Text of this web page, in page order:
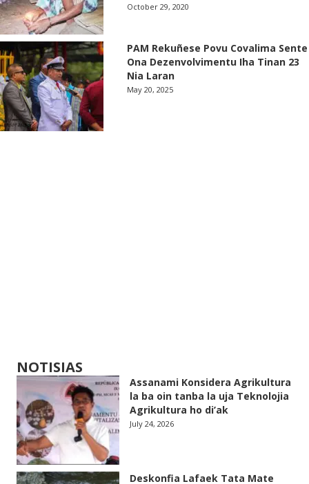
October 29, 2020
PAM Rekuñese Povu Covalima Sente
Ona Dezenvolvimentu Iha Tinan 23
Nia Laran
May 20, 2025
NOTISIAS
Assanami Konsidera Agrikultura
la ba oin tanba la uja Teknolojia
Agrikultura ho di’ak
July 24, 2026
Deskonfia Lafaek Tata Mate